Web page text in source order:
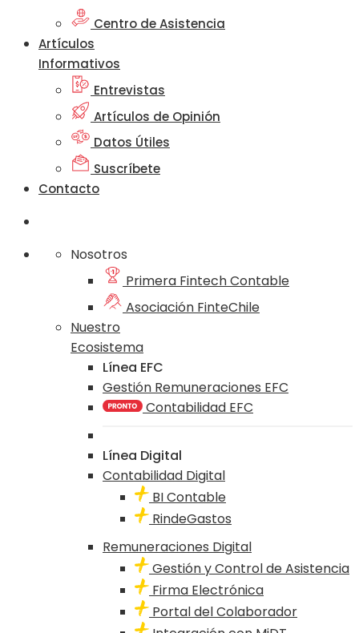
Centro de Asistencia
Artículos
Informativos
Entrevistas
Artículos de Opinión
Datos Útiles
Suscríbete
Contacto
Nosotros
Primera Fintech Contable
Asociación FinteChile
Nuestro
Ecosistema
Línea EFC
Gestión Remuneraciones EFC
Contabilidad EFC
Línea Digital
Contabilidad Digital
BI Contable
RindeGastos
Remuneraciones Digital
Gestión y Control de Asistencia
Firma Electrónica
Portal del Colaborador